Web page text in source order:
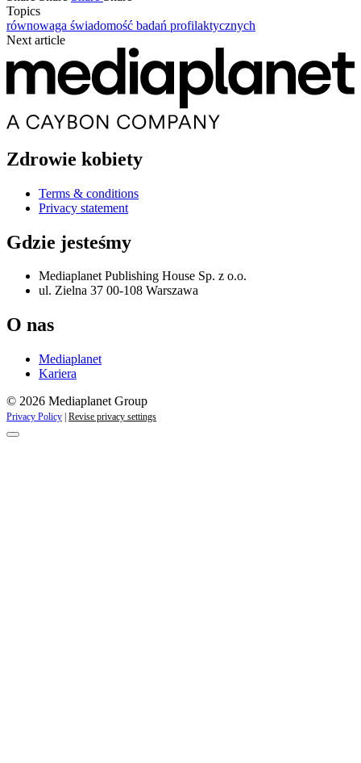
Topics
równowaga świadomość badań profilaktycznych
Next article
Zdrowie kobiety
Terms & conditions
Privacy statement
Gdzie jesteśmy
Mediaplanet Publishing House Sp. z o.o.
ul. Zielna 37 00-108 Warszawa
O nas
Mediaplanet
Kariera
© 2026 Mediaplanet Group
Privacy Policy Revise privacy settings